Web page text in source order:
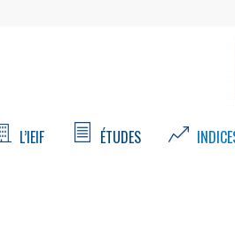
L’IEIF ÉTUDES